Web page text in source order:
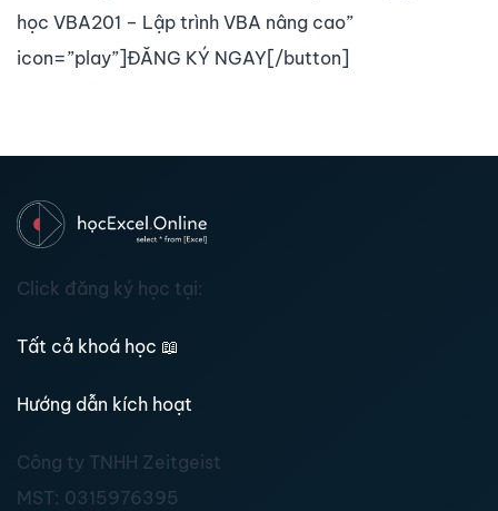
học VBA201 – Lập trình VBA nâng cao”
icon=”play”]ĐĂNG KÝ NGAY[/button]
Click đăng ký học tại:
Tất cả khoá học 📖
Hướng dẫn kích hoạt
Công ty TNHH Zeitgeist
MST: 0315976395